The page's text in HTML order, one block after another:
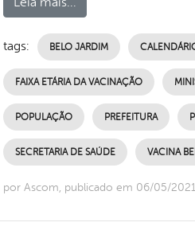
tags: BELO JARDIM
FAIXA ETÁRIA DA VACINAÇÃO
POPULAÇÃO PREFEITURA
SECRETARIA DE SAÚDE VACINA
por Ascom, publicado em 06/05/